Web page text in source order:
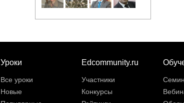
Уроки
Все уроки
Новые
Edcommunity.ru
Участники
Конкурсы